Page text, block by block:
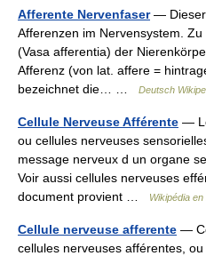
Afferente Nervenfaser— Dieser
Afferenzen im Nervensystem.
(Vasa afferentia) der
Afferenz (von lat. affere =
bezeichnet die… …
Deutsch
Cellule Nerveuse Afférente —
ou cellules nerveuses
message nerveux d un organe
Voir aussi cellules nerveuses
document provient …
Wikipédia
Cellule nerveuse afferente —
cellules nerveuses afférentes,